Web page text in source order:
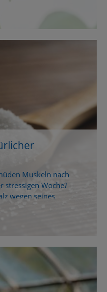
Natürlich pflegen,
Doch was auf
ist in Wahrheit eine
und
Muskeln nach
stressigen Woche?
wegen seines
findet es in vielen
Heilquellen entdeckt